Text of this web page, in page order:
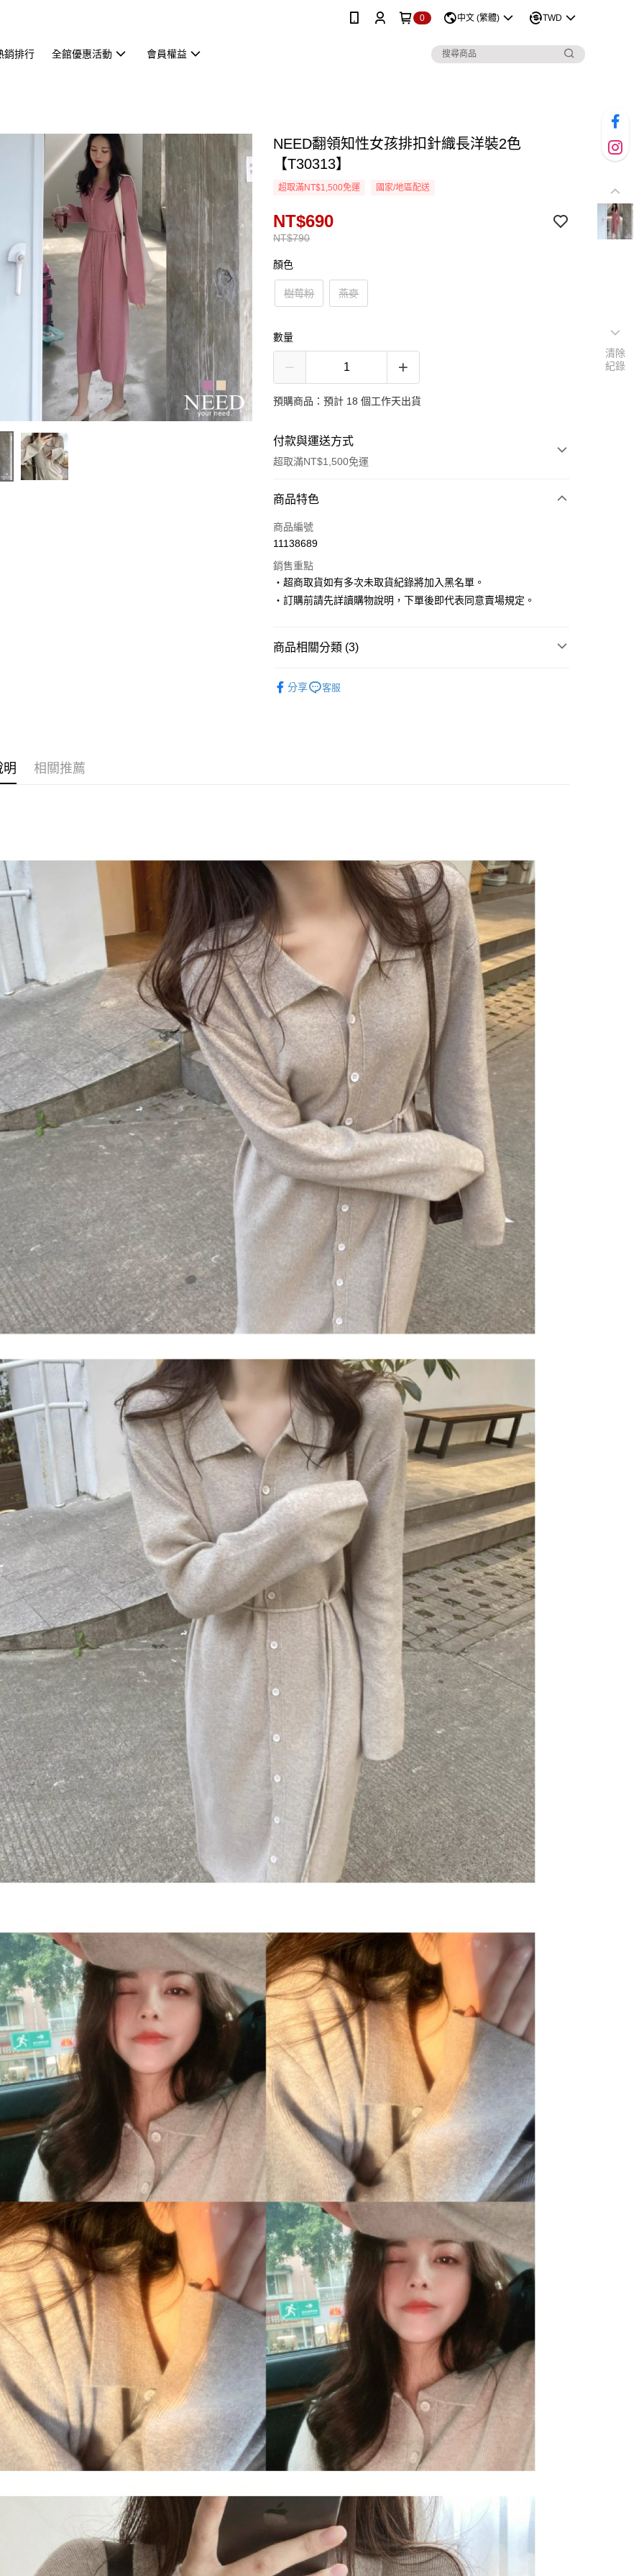
0 中文 (繁體) TWD
銷排行 全館優惠活動 會員權益
NEED翻領知性女孩排扣針織長洋裝2色
【T30313】
超取滿NT$1,500免運 國家/地區配送
NT$790
NT$690
顏色
樹莓粉 燕麥
數量
預購商品：預計 18 個工作天出貨
付款與運送方式
超取滿NT$1,500免運
付款方式
信用卡一次付款
LINE Pay
Apple Pay
Google Pay
付」結帳頁面，進行簡訊認證並確認金額後，即可完成結帳。
２．訂單成立數日內，您將收到繳費通知簡訊。
３．收到繳費通知簡訊後14天內，點擊此簡訊中的連結，可透過四大超商
／ATM／網路銀行／等多元方式進行付款，方視為交易完成。
※ 請注意：結帳手續完成當下不需立刻繳費，但若您需要取消訂單，請聯
絡購買商品的店家。未經商家同意取消之訂單仍視為有效，需透過AFTEE
先享後付繳納相關費用。
※ 交易是否成功請以「AFTEE先享後付 」之結帳頁面顯示為準，若有關於
是否繳費成功／繳費後需取消欲退款等相關疑問，請聯繫「AFTEE先享後
付客戶支援中心」
https://netprotections.freshdesk.com/support/home
【注意事項】
１．透過由恩沛科技股份有限公司提供之「AFTEE先享後付」服務完成之
交易，需依本服務之必要範圍內提供個人資料，並將交易相關給付款項請
求債權轉讓予恩沛科技股份有限公司。
２．關於個人資料處理事宜，請瀏覽以下網址：
https://aftee.tw/terms/#terms3
３．未成年的使用者請事先徵得法定代理人或監護人之同意方可使用
「AFTEE先享後付」，若未經同意申辦者引起之損失，本公司不負相關責
任。
４．使用「AFTEE先享後付」時，將依據個別帳號之用戶狀況，依本公司
即時審查核予不同之上限額度；若仍有額度不足之情形，本公司將視審查
結果請求用戶進行身份認證。
５．嚴禁一人註冊多個帳號或使用他人資訊註冊。若發現惡意使用之情
形，恩沛科技股份有限公司將有權停止該用戶之使用額度並採取法律行
動。
付款後全家取貨
每筆NT$80，滿NT$1,500(含以上)免運費
萊爾富取貨付款
每筆NT$80，滿NT$1,500(含以上)免運費
付款後萊爾富取貨
每筆NT$80，滿NT$1,500(含以上)免運費
離島取貨加價40
每筆NT$80，滿NT$1,500(含以上)免運費
付款後7-11取貨
每筆NT$80，滿NT$1,500(含以上)免運費
宅配
每筆NT$100，滿NT$1,500(含以上)免運費
海外宅配 查看運費
商品特色
商品編號
11138689
銷售重點
‧超商取貨如有多次未取貨紀錄將加入黑名單。
‧訂購前請先詳讀購物說明，下單後即代表同意賣場規定。
商品相關分類 (3)
分享 客服
明 相關推薦
清除
紀錄